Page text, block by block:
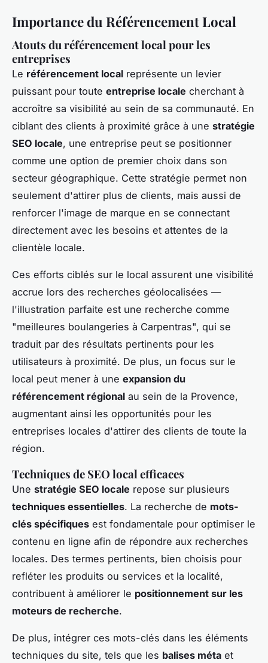
Importance du Référencement Local
Atouts du référencement local pour les
entreprises
Le référencement local représente un levier
puissant pour toute entreprise locale cherchant à
accroître sa visibilité au sein de sa communauté. En
ciblant des clients à proximité grâce à une stratégie
SEO locale, une entreprise peut se positionner
comme une option de premier choix dans son
secteur géographique. Cette stratégie permet non
seulement d'attirer plus de clients, mais aussi de
renforcer l'image de marque en se connectant
directement avec les besoins et attentes de la
clientèle locale.
Ces efforts ciblés sur le local assurent une visibilité
accrue lors des recherches géolocalisées —
l'illustration parfaite est une recherche comme
"meilleures boulangeries à Carpentras", qui se
traduit par des résultats pertinents pour les
utilisateurs à proximité. De plus, un focus sur le
local peut mener à une expansion du
référencement régional au sein de la Provence,
augmentant ainsi les opportunités pour les
entreprises locales d'attirer des clients de toute la
région.
Techniques de SEO local efficaces
Une stratégie SEO locale repose sur plusieurs
techniques essentielles. La recherche de mots-
clés spécifiques est fondamentale pour optimiser le
contenu en ligne afin de répondre aux recherches
locales. Des termes pertinents, bien choisis pour
refléter les produits ou services et la localité,
contribuent à améliorer le positionnement sur les
moteurs de recherche.
De plus, intégrer ces mots-clés dans les éléments
techniques du site, tels que les balises méta et